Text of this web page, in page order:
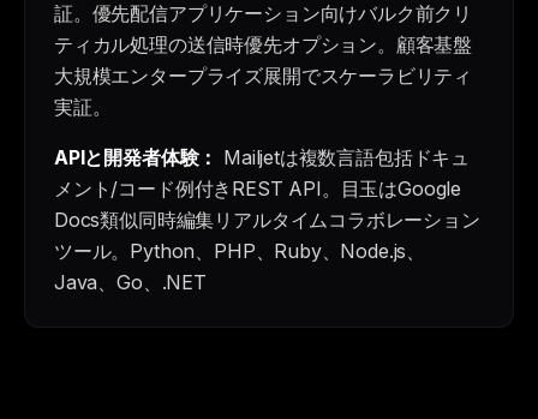
証。優先配信アプリケーション向けバルク前クリ
ティカル処理の送信時優先オプション。顧客基盤
大規模エンタープライズ展開でスケーラビリティ
実証。
APIと開発者体験： Mailjetは複数言語包括ドキュ
メント/コード例付きREST API。目玉はGoogle
Docs類似同時編集リアルタイムコラボレーション
ツール。Python、PHP、Ruby、Node.js、
Java、Go、.NET